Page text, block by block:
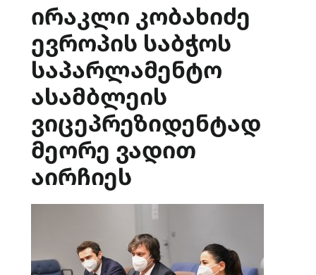
ირაკლი კობახიძე
ევროპის საბჭოს
საპარლამენტო
ასამბლეის
ვიცეპრეზიდენტად
მეორე ვადით
აირჩიეს